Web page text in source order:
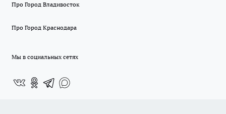
Про Город Владивосток
Про Город Краснодара
Мы в социальных сетях